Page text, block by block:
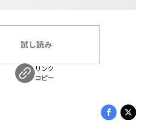
試し読み
リンク
コピー